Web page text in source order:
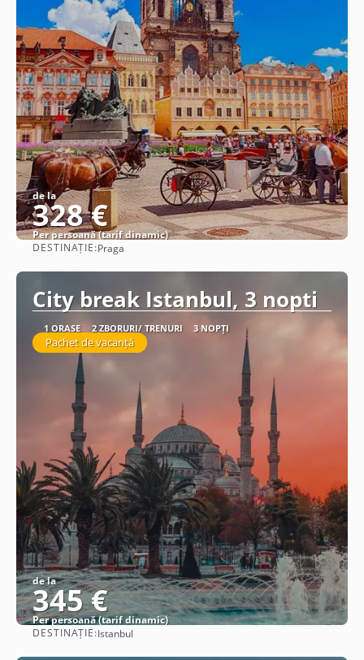
de la
328 €
Per persoană (tarif dinamic)
DESTINAȚIE:Praga
City break Istanbul, 3 nopti
1 ORAȘE 2 ZBORURI/ TRENURI 3 NOPȚI
Pachet de vacanță
de la
345 €
Per persoană (tarif dinamic)
DESTINAȚIE:Istanbul